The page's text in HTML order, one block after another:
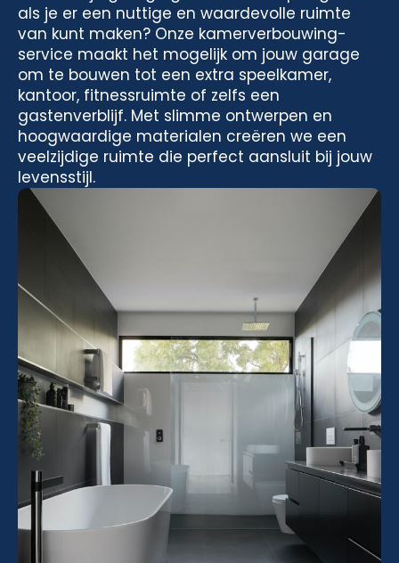
als je er een nuttige en waardevolle ruimte
van kunt maken? Onze kamerverbouwing-
service maakt het mogelijk om jouw garage
om te bouwen tot een extra speelkamer,
kantoor, fitnessruimte of zelfs een
gastenverblijf. Met slimme ontwerpen en
hoogwaardige materialen creëren we een
veelzijdige ruimte die perfect aansluit bij jouw
levensstijl.